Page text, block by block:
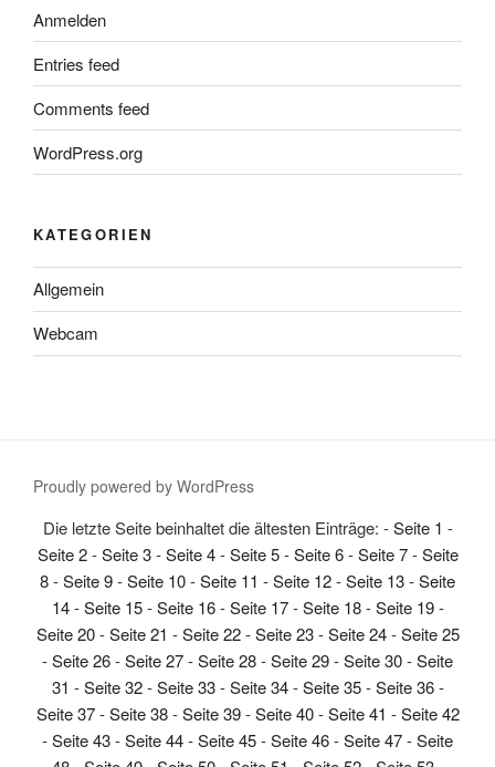
Anmelden
Entries feed
Comments feed
WordPress.org
KATEGORIEN
Allgemein
Webcam
Proudly powered by WordPress
Die letzte Seite beinhaltet die ältesten Einträge: -Seite 1 -
Seite 2-Seite 3-Seite 4-Seite 5-Seite 6-Seite 7-Seite
8-Seite 9-Seite 10-Seite 11 -Seite 12-Seite 13-Seite
14-Seite 15-Seite 16-Seite 17-Seite 18-Seite 19-
Seite 20-Seite 21 -Seite 22-Seite 23-Seite 24-Seite 25
-Seite 26-Seite 27-Seite 28-Seite 29-Seite 30-Seite
31 -Seite 32-Seite 33-Seite 34-Seite 35-Seite 36-
Seite 37-Seite 38-Seite 39-Seite 40-Seite 41 -Seite 42
-Seite 43-Seite 44-Seite 45-Seite 46-Seite 47-Seite